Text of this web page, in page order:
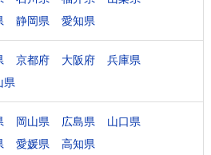
静岡県 愛知県
京都府 大阪府
兵庫県
県
岡山県 広島県
山口県
愛媛県 高知県